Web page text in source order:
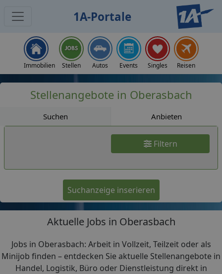
1A-Portale
Immobilien Stellen Autos Events Singles Reisen
Stellenangebote in Oberasbach
Suchen Anbieten
Filtern
Suchanzeige inserieren
Aktuelle Jobs in Oberasbach
Jobs in Oberasbach: Arbeit in Vollzeit, Teilzeit oder als
Minijob finden – entdecken Sie aktuelle Stellenangebote in
Handel, Logistik, Büro oder Dienstleistung direkt in